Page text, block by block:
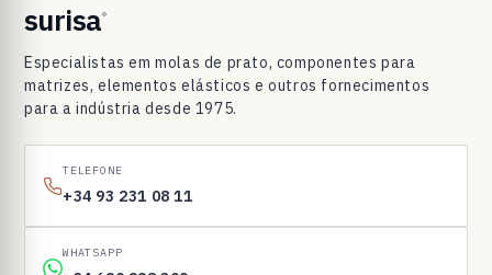
N
E
N
8
surisa®
Especialistas em molas de prato, componentes para
matrizes, elementos elásticos e outros fornecimentos
para a indústria desde 1975.
TELEFONE
+34 93 231 08 11
WHATSAPP